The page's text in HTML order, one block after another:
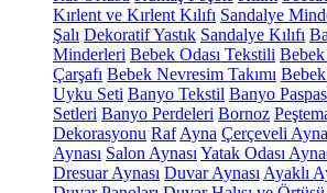
Kırlent ve Kırlent Kılıfı Sandalye
Şalı Dekoratif Yastık Sandalye Kılıfı
Minderleri Bebek Odası Tekstili Bebek
Çarşafı Bebek Nevresim Takımı
Uyku Seti Banyo Tekstil Banyo
Setleri Banyo Perdeleri Bornoz
Dekorasyonu Raf Ayna Çerçeveli Ayna
Aynası Salon Aynası Yatak Odası
Dresuar Aynası Duvar Aynası Ayaklı